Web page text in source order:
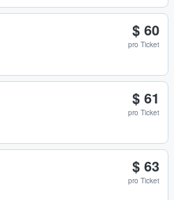
$ 60
pro Ticket
$ 61
pro Ticket
$ 63
pro Ticket